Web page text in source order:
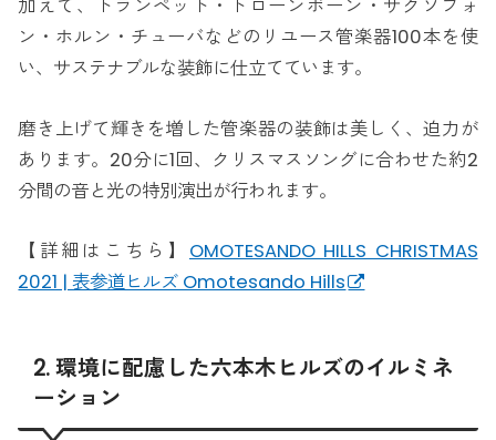
加えて、トランペット・トローンボーン・サクソフォ
ン・ホルン・チューバなどのリユース管楽器100本を使
い、サステナブルな装飾に仕立てています。
磨き上げて輝きを増した管楽器の装飾は美しく、迫力が
あります。20分に1回、クリスマスソングに合わせた約2
分間の音と光の特別演出が行われます。
【詳細はこちら】 OMOTESANDO HILLS CHRISTMAS
2021 | 表参道ヒルズ Omotesando Hills
2. 環境に配慮した六本木ヒルズのイルミネ
ーション